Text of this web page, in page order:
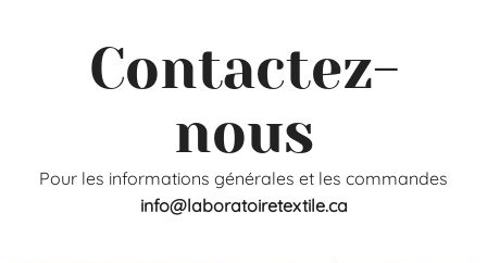
Contactez-
nous
Pour les informations générales et les commandes
info@laboratoiretextile.ca